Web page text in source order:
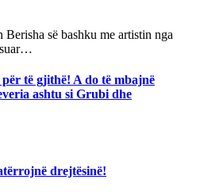
së bashku me artistin nga
për të gjithë! A do të mbajnë
ashtu si Grubi dhe
drejtësinë!